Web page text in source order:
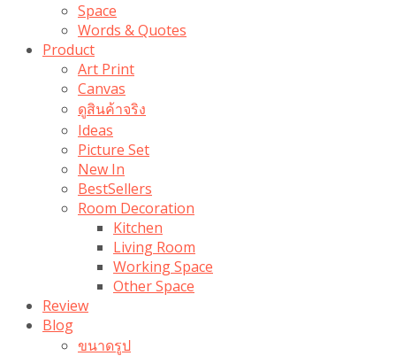
Space
Words & Quotes
Product
Art Print
Canvas
ดูสินค้าจริง
Ideas
Picture Set
New In
BestSellers
Room Decoration
Kitchen
Living Room
Working Space
Other Space
Review
Blog
ขนาดรูป